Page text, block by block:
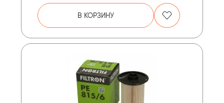
В КОРЗИНУ